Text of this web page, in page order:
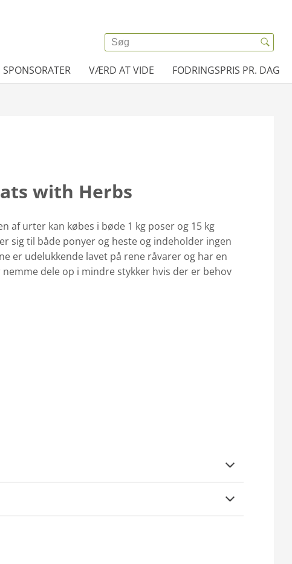
SPONSORATER VÆRD AT VIDE FODRINGSPRIS PR. DAG
with Herbs
af urter kan købes i bøde 1 kg poser og 15 kg
sig til både ponyer og heste og indeholder ingen
er udelukkende lavet på rene råvarer og har en
dele op i mindre stykker hvis der er behov